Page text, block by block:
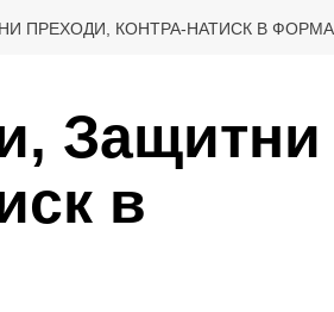
ПРЕХОДИ, КОНТРА-НАТИСК В
Защитни
в